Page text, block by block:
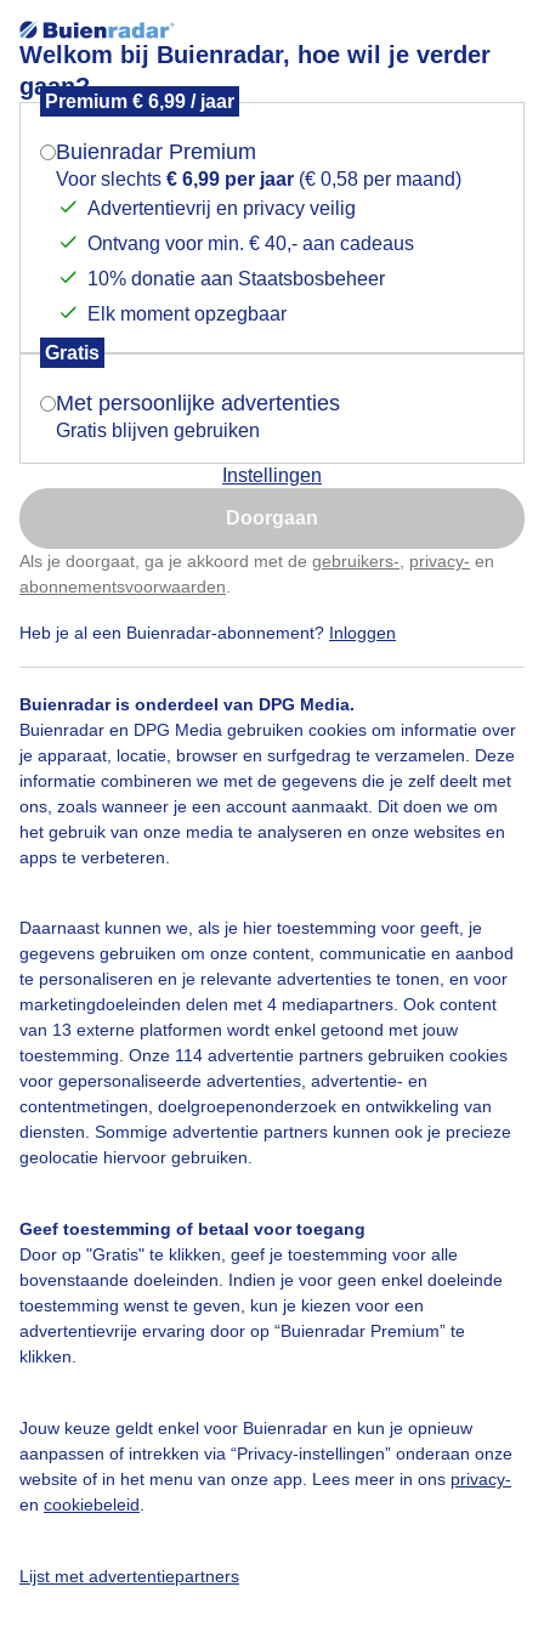
Welkom bij Buienradar, hoe wil je verder
gaan?
Premium € 6,99 / jaar
Buienradar Premium
Voor slechts € 6,99 per jaar (€ 0,58 per maand)
Advertentievrij en privacy veilig
Ontvang voor min. € 40,- aan cadeaus
10% donatie aan Staatsbosbeheer
Elk moment opzegbaar
Gratis
Met persoonlijke advertenties
Gratis blijven gebruiken
Instellingen
Doorgaan
Als je doorgaat, ga je akkoord met de gebruikers- privacy- en
abonnementsvoorwaarden
Heb je al een Buienradar-abonnement? Inloggen
Buienradar is onderdeel van DPG Media.
Buienradar en DPG Media gebruiken cookies om informatie over
je apparaat, locatie, browser en surfgedrag te verzamelen. Deze
informatie combineren we met de gegevens die je zelf deelt met
ons, zoals wanneer je een account aanmaakt. Dit doen we om
het gebruik van onze media te analyseren en onze websites en
apps te verbeteren.
Daarnaast kunnen we, als je hier toestemming voor geeft, je
gegevens gebruiken om onze content, communicatie en aanbod
te personaliseren en je relevante advertenties te tonen, en voor
marketingdoeleinden delen met 4 mediapartners. Ook content
van 13 externe platformen wordt enkel getoond met jouw
toestemming. Onze 114 advertentie partners gebruiken cookies
voor gepersonaliseerde advertenties, advertentie- en
contentmetingen, doelgroepenonderzoek en ontwikkeling van
diensten. Sommige advertentie partners kunnen ook je precieze
geolocatie hiervoor gebruiken.
Geef toestemming of betaal voor toegang
Door op "Gratis" te klikken, geef je toestemming voor alle
bovenstaande doeleinden. Indien je voor geen enkel doeleinde
toestemming wenst te geven, kun je kiezen voor een
advertentievrije ervaring door op “Buienradar Premium” te
klikken.
Jouw keuze geldt enkel voor Buienradar en kun je opnieuw
aanpassen of intrekken via “Privacy-instellingen” onderaan onze
website of in het menu van onze app. Lees meer in ons privacy-
en cookiebeleid
Lijst met advertentiepartners
kleine regendruppels
en toen begon het te regenen
Door: Ria Luttikhold Gemaakt: 12-01-2026, 23x bekeken
Bekijk slideshow
Een moment geduld aub...
Over Buienradar
Veelgestelde vragen
Contact
Toegankelijkheid
Buienradar Team
Privacy beleid
Privacy instellingen
Mogen we je locatie gebruiken voor het
Indien je hier nog geen akkoord op hebt gegeven,
verschijnt er zo een pop-up uit je browser waarin
Is goed, toon de popup
Nu niet, misschien later
Klik hierom dit aan te passen